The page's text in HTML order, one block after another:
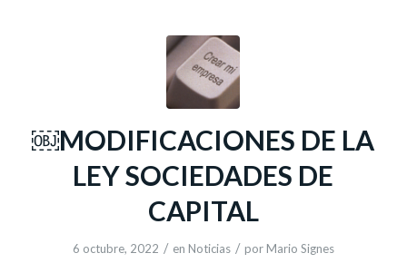
￼MODIFICACIONES DE LA
LEY SOCIEDADES DE
CAPITAL
6 octubre, 2022 / en Noticias / por Mario Signes